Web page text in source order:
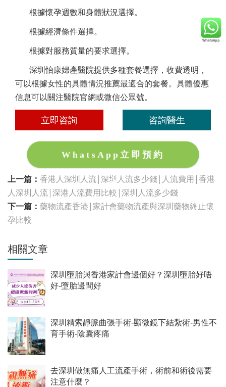
根據懷孕週數和身體狀況選擇。
根據經濟條件選擇。
根據對服務質量的要求選擇。
深圳怡康婦產醫院提供多種套餐選擇，收費透明，
可以根據女性的具體情況推薦最適合的套餐。具體優惠
信息可以關注醫院官網或微信公眾號。
立即咨詢 咨詢醫生
WhatsApp立即預約
上一篇： 香港人深圳人流|深圳人流多少錢|人流費用|香港
人深圳人流|深港人流費用比較|深圳人流多少錢
下一篇： 藥物流產香港|家計會藥物流產與深圳藥物終止懷
孕比較
相關文章
深圳墮胎與香港家計會邊個好？深圳墮胎好唔
好-墮胎邊間好
深圳精索靜脈曲張手術-顯微鏡下結紮術-男性不
育手術-陰囊疼痛
去深圳做無痛人工流產手術，術前和術後需要
注意什麼？